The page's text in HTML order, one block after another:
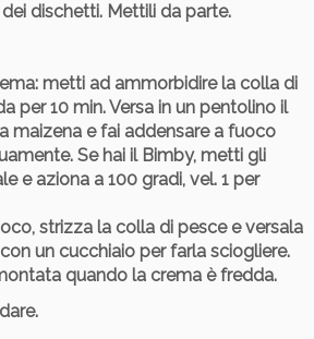
dischetti. Mettili da parte.
metti ad ammorbidire la colla di
per 10 min. Versa in un pentolino il
maizena e fai addensare a fuoco
Se hai il Bimby, metti gli
e aziona a 100 gradi, vel. 1 per
strizza la colla di pesce e versala
un cucchiaio per farla sciogliere.
quando la crema è fredda.